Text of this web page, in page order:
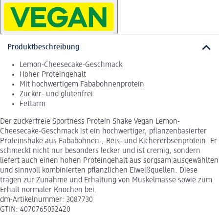
Produktbeschreibung
Lemon-Cheesecake-Geschmack
Hoher Proteingehalt
Mit hochwertigem Fababohnenprotein
Zucker- und glutenfrei
Fettarm
Der zuckerfreie Sportness Protein Shake Vegan Lemon-
Cheesecake-Geschmack ist ein hochwertiger, pflanzenbasierter
Proteinshake aus Fababohnen-, Reis- und Kichererbsenprotein. Er
schmeckt nicht nur besonders lecker und ist cremig, sondern
liefert auch einen hohen Proteingehalt aus sorgsam ausgewählten
und sinnvoll kombinierten pflanzlichen Eiweißquellen. Diese
tragen zur Zunahme und Erhaltung von Muskelmasse sowie zum
Erhalt normaler Knochen bei.
dm-Artikelnummer: 3087730
GTIN: 4070765032420